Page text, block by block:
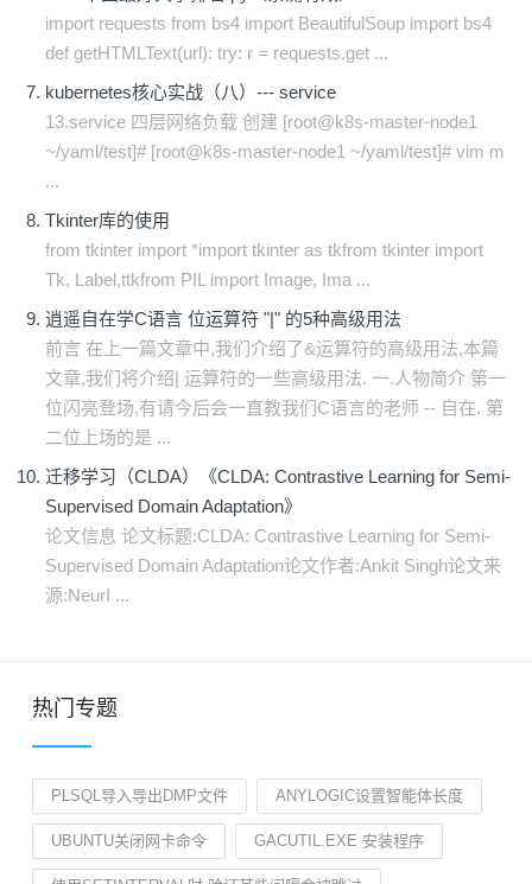
import requests from bs4 import BeautifulSoup import bs4
def getHTMLText(url): try: r = requests.get ...
kubernetes核心实战（八）--- service
13.service 四层网络负载 创建 [root@k8s-master-node1
~/yaml/test]# [root@k8s-master-node1 ~/yaml/test]# vim m
...
Tkinter库的使用
from tkinter import *import tkinter as tkfrom tkinter import
Tk, Label,ttkfrom PIL import Image, Ima ...
逍遥自在学C语言 位运算符 "|" 的5种高级用法
前言 在上一篇文章中,我们介绍了&运算符的高级用法,本篇
文章,我们将介绍| 运算符的一些高级用法. 一.人物简介 第一
位闪亮登场,有请今后会一直教我们C语言的老师 -- 自在. 第
二位上场的是 ...
迁移学习（CLDA）《CLDA: Contrastive Learning for Semi-
Supervised Domain Adaptation》
论文信息 论文标题:CLDA: Contrastive Learning for Semi-
Supervised Domain Adaptation论文作者:Ankit Singh论文来
源:NeurI ...
热门专题
PLSQL导入导出DMP文件 ANYLOGIC设置智能体长度
UBUNTU关闭网卡命令 GACUTIL.EXE 安装程序